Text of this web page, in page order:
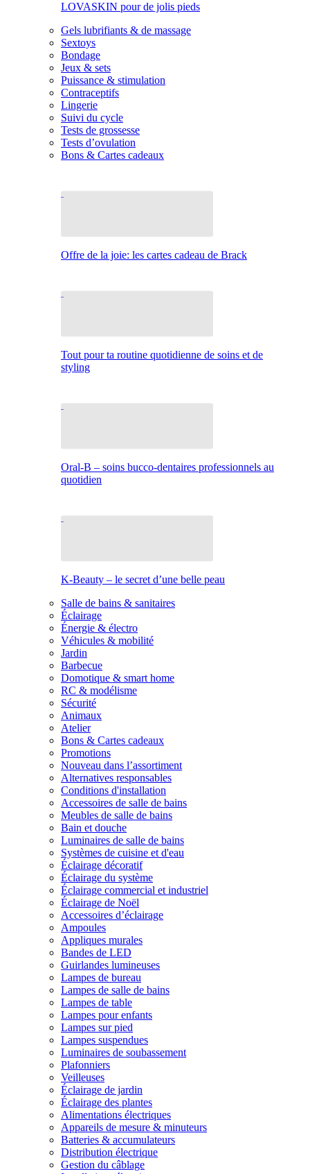
LOVASKIN pour de jolis pieds
Gels lubrifiants & de massage
Sextoys
Bondage
Jeux & sets
Puissance & stimulation
Contraceptifs
Lingerie
Suivi du cycle
Tests de grossesse
Tests d’ovulation
Bons & Cartes cadeaux
Offre de la joie: les cartes cadeau de Brack
Tout pour ta routine quotidienne de soins et de
styling
Oral-B – soins bucco-dentaires professionnels au
quotidien
K-Beauty – le secret d’une belle peau
Salle de bains & sanitaires
Éclairage
Énergie & électro
Véhicules & mobilité
Jardin
Barbecue
Domotique & smart home
RC & modélisme
Sécurité
Animaux
Atelier
Bons & Cartes cadeaux
Promotions
Nouveau dans l’assortiment
Alternatives responsables
Conditions d'installation
Accessoires de salle de bains
Meubles de salle de bains
Bain et douche
Luminaires de salle de bains
Systèmes de cuisine et d'eau
Éclairage décoratif
Éclairage du système
Éclairage commercial et industriel
Éclairage de Noël
Accessoires d’éclairage
Ampoules
Appliques murales
Bandes de LED
Guirlandes lumineuses
Lampes de bureau
Lampes de salle de bains
Lampes de table
Lampes pour enfants
Lampes sur pied
Lampes suspendues
Luminaires de soubassement
Plafonniers
Veilleuses
Éclairage de jardin
Éclairage des plantes
Alimentations électriques
Appareils de mesure & minuteurs
Batteries & accumulateurs
Distribution électrique
Gestion du câblage